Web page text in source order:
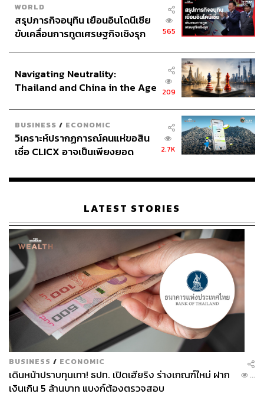
WORLD
สรุปภารกิจอนุทิน เยือนอินโดนีเซีย
ขับเคลื่อนการทูตเศรษฐกิจเชิงรุก
565
Navigating Neutrality:
Thailand and China in the Age
209
BUSINESS / ECONOMIC
วิเคราะห์ปรากฏการณ์คนแห่ขอสิน
เชื่อ CLICX อาจเป็นเพียงยอด
เรือนไทยที่ถูกซุกไว้
2.7K
LATEST STORIES
BUSINESS / ECONOMIC
เดินหน้าปราบทุนเทา! ธปท. เปิดเฮียริง ร่างเกณฑ์ใหม่ ฝาก
เงินเกิน 5 ล้านบาท แบงก์ต้องตรวจสอบ
...